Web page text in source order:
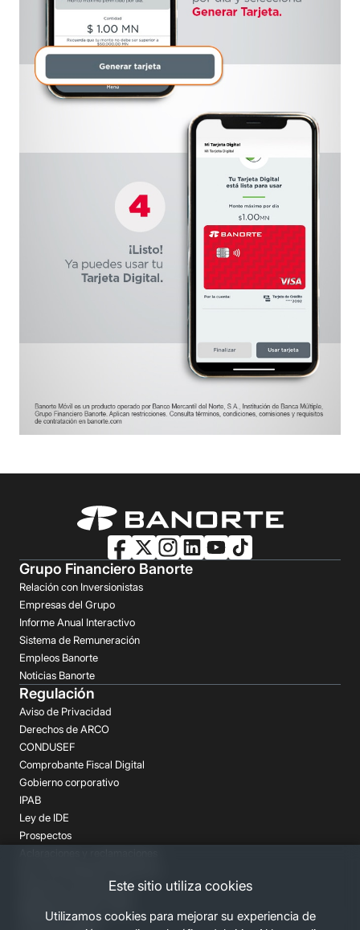
Este sitio utiliza cookies
Utilizamos cookies para mejorar su experiencia de
Grupo Financiero Banorte
Relación con Inversionistas
Empresas del Grupo
Informe Anual Interactivo
Sistema de Remuneración
Empleos Banorte
Noticias Banorte
Regulación
Aviso de Privacidad
Derechos de ARCO
CONDUSEF
Comprobante Fiscal Digital
Gobierno corporativo
IPAB
Ley de IDE
Prospectos
Despachos de Cobranza
Términos Legales